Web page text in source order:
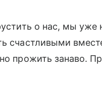
о нас, мы
счастливыми
прожить занаво.